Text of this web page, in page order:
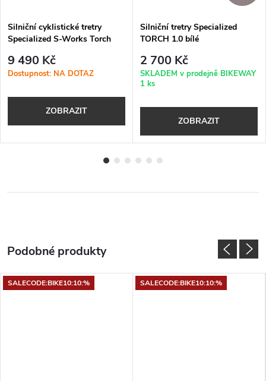
Silniční cyklistické tretry
Specialized S-Works Torch
9 490 Kč
Dostupnost: NA DOTAZ
ZOBRAZIT
Silniční tretry Specialized
TORCH 1.0 bílé
2 700 Kč
SKLADEM v prodejně BIKEWAY
1 ks
ZOBRAZIT
SALECODE:BIKE10:10:% SALECODE:BIKE10:10:%